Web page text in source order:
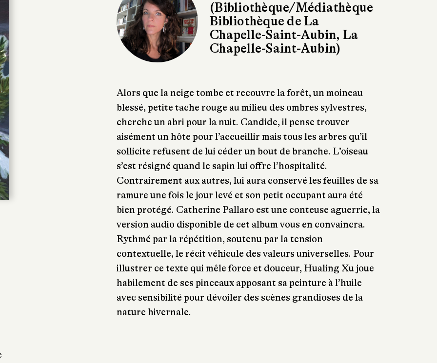
(Bibliothèque/Médiathèque
Bibliothèque de La
Chapelle-Saint-Aubin, La
Chapelle-Saint-Aubin)
Alors que la neige tombe et recouvre la forêt, un moineau
blessé, petite tache rouge au milieu des ombres sylvestres,
cherche un abri pour la nuit. Candide, il pense trouver
aisément un hôte pour l’accueillir mais tous les arbres qu’il
sollicite refusent de lui céder un bout de branche. L’oiseau
s’est résigné quand le sapin lui offre l’hospitalité.
Contrairement aux autres, lui aura conservé les feuilles de sa
ramure une fois le jour levé et son petit occupant aura été
bien protégé. Catherine Pallaro est une conteuse aguerrie, la
version audio disponible de cet album vous en convaincra.
Rythmé par la répétition, soutenu par la tension
contextuelle, le récit véhicule des valeurs universelles. Pour
illustrer ce texte qui mêle force et douceur, Hualing Xu joue
habilement de ses pinceaux apposant sa peinture à l’huile
avec sensibilité pour dévoiler des scènes grandioses de la
nature hivernale.